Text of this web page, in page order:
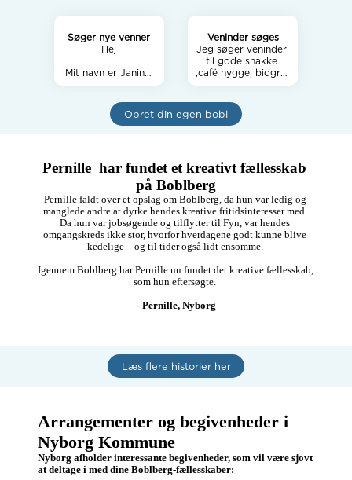
Søger nye venner
Hej
Mit navn er Janine
og jeg er tilflyttet
mand Alexander og
søn til Refsvindinge
ikke så tæt på mere
Jeg leder også
efter en god
veninde som man
kan snakke en gang
drikke en kop kaffe
eller gå ud i byen
noglelunde det
danske sprog 😁
Min mand er ved og
hygge os med
nogle venner og
drik en øl, vin eller
sodavand samme
og snakke, spille
Veninder søges
Jeg søger veninder
til gode snakke
,café hygge, biograf
, teater, foredrag
lyst til.
Jeg er 37 år og for
handicaphjælper og
en del . Mine
hobbyer er sejlads
,kunst ,gå ture osv.
Opret din egen bobl
Pernille  har fundet et kreativt fællesskab
på Boblberg
Pernille faldt over et opslag om Boblberg, da hun var ledig og
manglede andre at dyrke hendes kreative fritidsinteresser med.
Da hun var jobsøgende og tilflytter til Fyn, var hendes
omgangskreds ikke stor, hvorfor hverdagene godt kunne blive
kedelige – og til tider også lidt ensomme.
Igennem Boblberg har Pernille nu fundet det kreative fællesskab,
som hun eftersøgte.
- Pernille, Nyborg
Læs flere historier her
Arrangementer og begivenheder i
Nyborg Kommune
Nyborg afholder interessante begivenheder, som vil være sjovt
at deltage i med dine Boblberg-fællesskaber: